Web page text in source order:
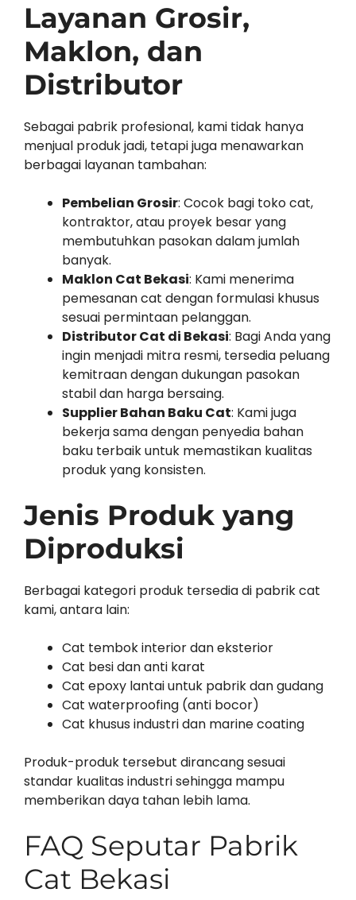
Layanan Grosir,
Maklon, dan
Distributor
Sebagai pabrik profesional, kami tidak hanya
menjual produk jadi, tetapi juga menawarkan
berbagai layanan tambahan:
Pembelian Grosir: Cocok bagi toko cat,
kontraktor, atau proyek besar yang
membutuhkan pasokan dalam jumlah
banyak.
Maklon Cat Bekasi: Kami menerima
pemesanan cat dengan formulasi khusus
sesuai permintaan pelanggan.
Distributor Cat di Bekasi: Bagi Anda yang
ingin menjadi mitra resmi, tersedia peluang
kemitraan dengan dukungan pasokan
stabil dan harga bersaing.
Supplier Bahan Baku Cat: Kami juga
bekerja sama dengan penyedia bahan
baku terbaik untuk memastikan kualitas
produk yang konsisten.
Jenis Produk yang
Diproduksi
Berbagai kategori produk tersedia di pabrik cat
kami, antara lain:
Cat tembok interior dan eksterior
Cat besi dan anti karat
Cat epoxy lantai untuk pabrik dan gudang
Cat waterproofing (anti bocor)
Cat khusus industri dan marine coating
Produk-produk tersebut dirancang sesuai
standar kualitas industri sehingga mampu
memberikan daya tahan lebih lama.
FAQ Seputar Pabrik
Cat Bekasi